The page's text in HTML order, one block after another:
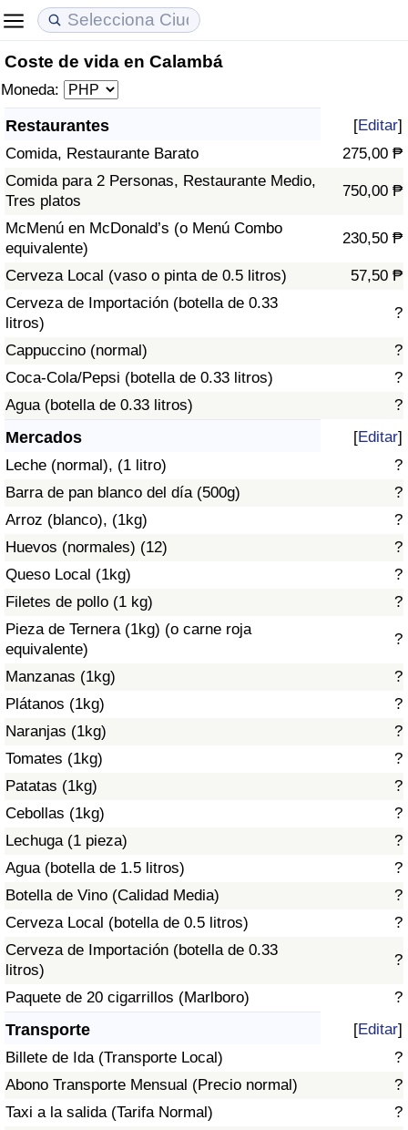
Coste de vida en Calambá
Moneda:
Restaurantes [Editar]
Comida, Restaurante Barato
275,00 ₱
Comida para 2 Personas, Restaurante Medio,
Tres platos
750,00 ₱
McMenú en McDonald’s (o Menú Combo
equivalente)
230,50 ₱
Cerveza Local (vaso o pinta de 0.5 litros)
57,50 ₱
Cerveza de Importación (botella de 0.33
litros)
?
Cappuccino (normal)
?
Coca-Cola/Pepsi (botella de 0.33 litros)
?
Agua (botella de 0.33 litros)
?
Mercados [Editar]
Leche (normal), (1 litro)
?
Barra de pan blanco del día (500g)
?
Arroz (blanco), (1kg)
?
Huevos (normales) (12)
?
Queso Local (1kg)
?
Filetes de pollo (1 kg)
?
Pieza de Ternera (1kg) (o carne roja
equivalente)
?
Manzanas (1kg)
?
Plátanos (1kg)
?
Naranjas (1kg)
?
Tomates (1kg)
?
Patatas (1kg)
?
Cebollas (1kg)
?
Lechuga (1 pieza)
?
Agua (botella de 1.5 litros)
?
Botella de Vino (Calidad Media)
?
Cerveza Local (botella de 0.5 litros)
?
Cerveza de Importación (botella de 0.33
litros)
?
Paquete de 20 cigarrillos (Marlboro) ?
Transporte [Editar]
Billete de Ida (Transporte Local)
?
Abono Transporte Mensual (Precio normal)
?
Taxi a la salida (Tarifa Normal)
?
Coste de vida
Índice de Costo de Vida
Índice de costo de vida por país
en aqaba
Precios de las propiedades
Índice de Precios de Inmuebles
Índice de Precios de Inmuebles por País
Calidad de Vida
Índice de Calidad de Vida (Actual)
Índice de calidad de vida por país
Delincuencia
Calificación del Índice de Criminalidad
(Actual)
Índice de Criminalidad
Índice de criminalidad por país
Sanidad
Índice de Sanidad
Índice de Sanidad por País
Contaminación
Índice de Contaminación (Actual)
Índice de contaminación
Índice de Contaminación por País
Tráfico
Índice de Tráfico
Índice de Tráfico (Actual)
Índice de Tráfico por País